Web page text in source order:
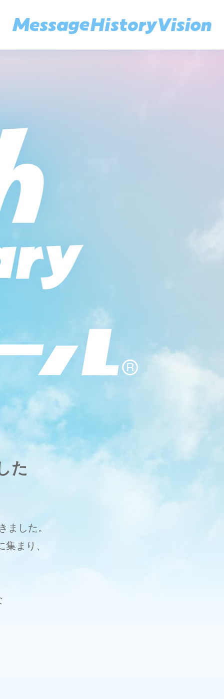
た
ました。
まり、